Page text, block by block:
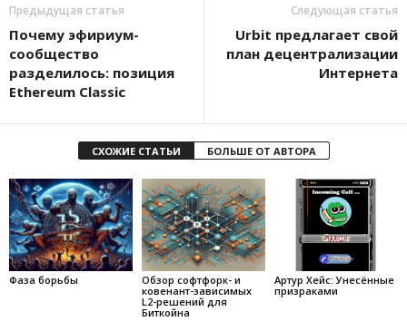
Предыдущая статья
Почему эфириум-
сообщество
разделилось: позиция
Ethereum Classic
Следующая статья
Urbit предлагает свой
план децентрализации
Интернета
СХОЖИЕ СТАТЬИ БОЛЬШЕ ОТ АВТОРА
Фаза борьбы
Обзор софтфорк- и
ковенант-зависимых
L2-решений для
Биткойна
Артур Хейс: Унесённые
призраками